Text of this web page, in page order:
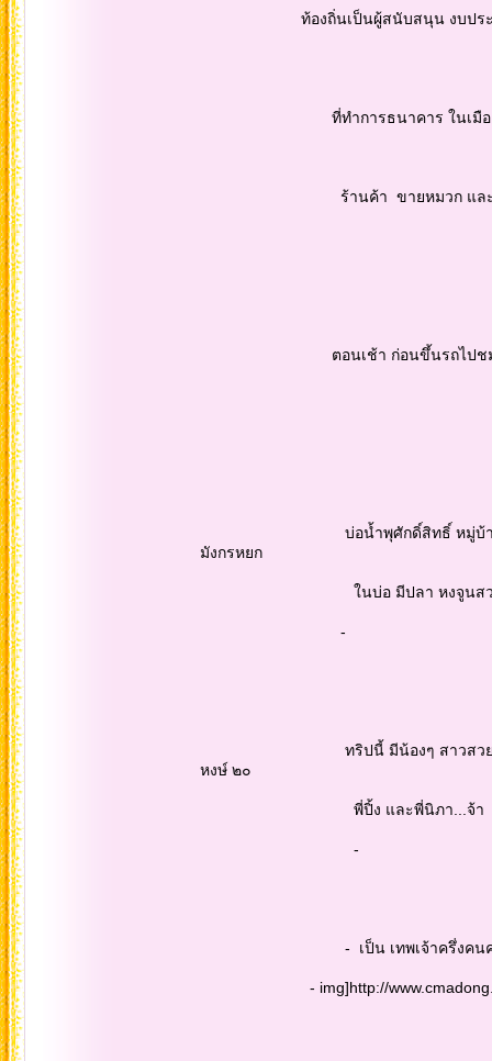
ท้องถิ่นเป็นผู้สนับสนุน งบประม
ที่ทำการธนาคาร ในเมืองเก่า
ร้านค้า ขายหมวก และ สิ่งอื่นๆ
ตอนเช้า ก่อนขึ้นรถไปชม หมู้บ้านน้ำ
บ่อน้ำพุศักดิ์สิทธิ์ หมู่บ้านน้ำหยก ใส
มังกรหยก
ในบ่อ มีปลา หงจูนสวยงาม
-
ทริปนี้ มีน้องๆ สาวสวยรุ่น ๒๐ คือ น้
หงษ์ ๒๐
พี่ปิ้ง และพี่นิภา...จ้า
-
- เป็น เทพเจ้าครึ่งคนครึ่งงู ที่ศัก
- img]http://www.cmadong.com/